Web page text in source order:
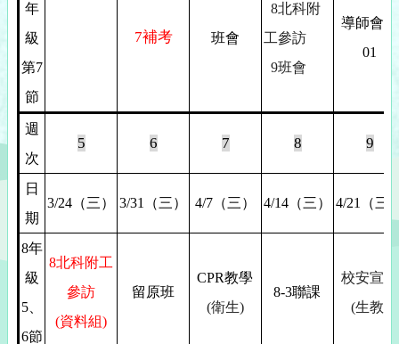
年
級
第7
節
7補考 班會
8北科附
工參訪
9班會
導師會議
01
週
次
5 6 7 8 9
日
期
3/24（三） 3/31 （三） 4/7（三） 4/14（三） 4/21 （三
8年
級
5、
6節
8北科附工
參訪
(資料組)
留原班
CPR教學
(衛生)
8-3聯課
校安宣導
(生教)